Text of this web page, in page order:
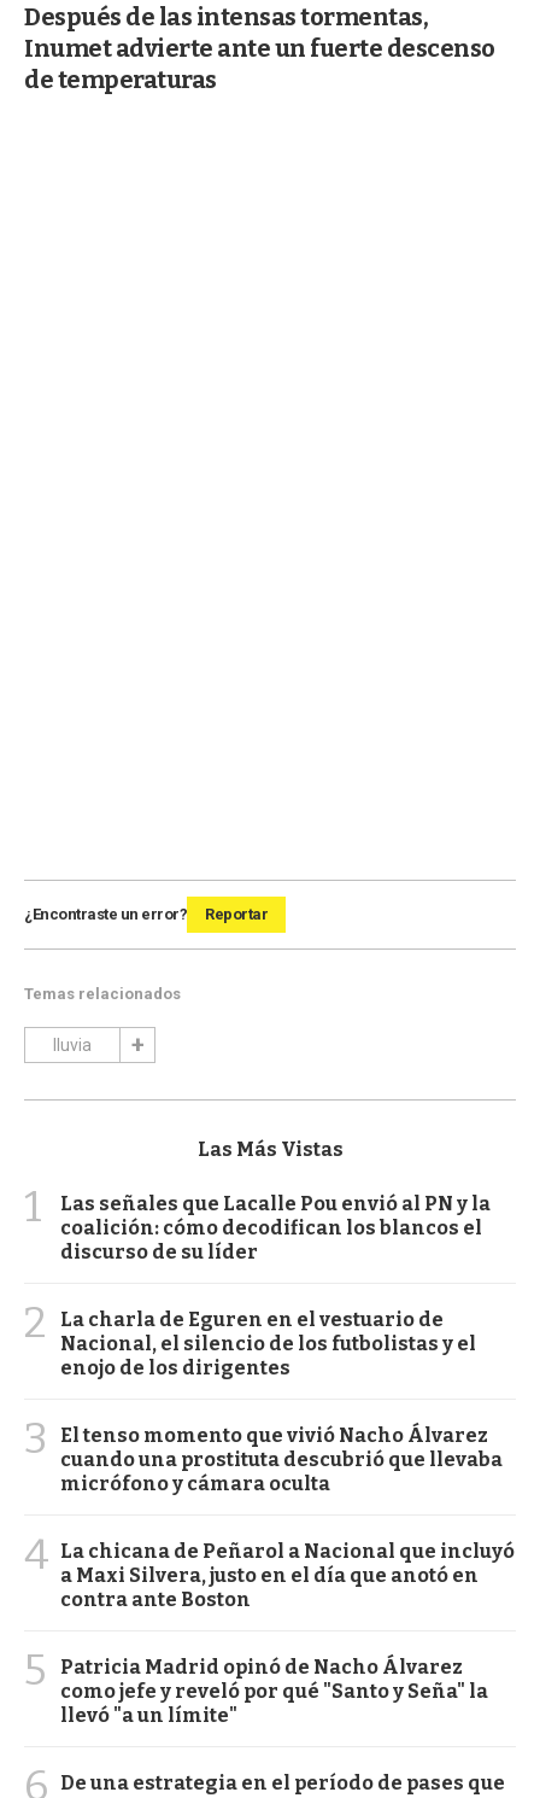
Después de las intensas tormentas,
Inumet advierte ante un fuerte descenso
de temperaturas
¿Encontraste un error? Reportar
Temas relacionados
lluvia
Las Más Vistas
1
Las señales que Lacalle Pou envió al PN y la
coalición: cómo decodifican los blancos el
discurso de su líder
2
La charla de Eguren en el vestuario de
Nacional, el silencio de los futbolistas y el
enojo de los dirigentes
3
El tenso momento que vivió Nacho Álvarez
cuando una prostituta descubrió que llevaba
micrófono y cámara oculta
4 La chicana de Peñarol a Nacional que incluyó
a Maxi Silvera, justo en el día que anotó en
contra ante Boston
5
Patricia Madrid opinó de Nacho Álvarez
como jefe y reveló por qué "Santo y Seña" la
llevó "a un límite"
6
De una estrategia en el período de pases que